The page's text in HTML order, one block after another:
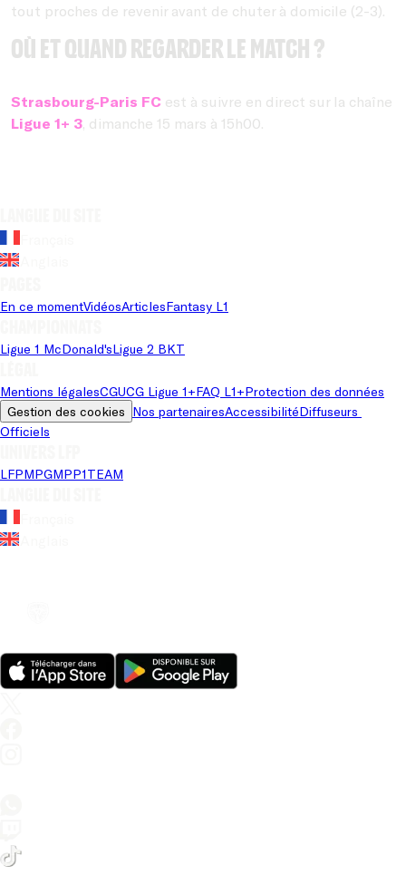
tout proches de revenir avant de chuter à domicile (2-3).
Où et quand regarder le match ?
Strasbourg-Paris FC est à suivre en direct sur la chaîne
Ligue 1+ 3, dimanche 15 mars à 15h00.
En ce momentVidéosArticlesFantasy L1
Ligue 1 McDonald'sLigue 2 BKT
Mentions légalesCGUCG Ligue 1+FAQ L1+Protection des données
Gestion des cookies Nos partenairesAccessibilitéDiffuseurs
Officiels
LFPMPGMPP1TEAM